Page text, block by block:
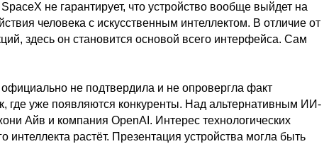
не гарантирует, что устройство вообще выйдет на
человека с искусственным интеллектом. В отличие от
здесь он становится основой всего интерфейса. Сам
не подтвердила и не опровергла факт
где уже появляются конкуренты. Над альтернативным ИИ-
Айв и компания OpenAI. Интерес технологических
интеллекта растёт. Презентация устройства могла быть